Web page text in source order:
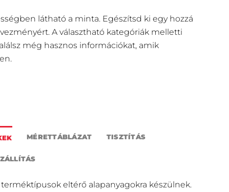
látható a minta. Egészítsd ki egy hozzá
A választható kategóriák melletti
még hasznos információkat, amik
MÉRETTÁBLÁZAT TISZTÍTÁS
eltérő alapanyagokra készülnek.